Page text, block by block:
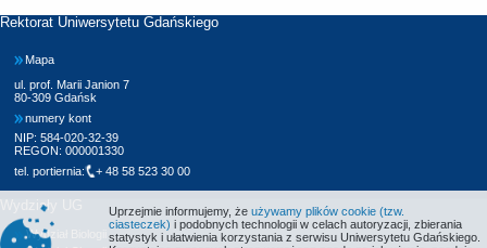
Rektorat Uniwersytetu Gdańskiego
Mapa
ul. prof. Marii Janion 7
80-309 Gdańsk
numery kont
NIP: 584-020-32-39
REGON: 000001330
tel. portiernia:
+ 48 58 523 30 00
Wydziały UG
Wydział Biologii
Uprzejmie informujemy, że używamy plików cookie (tzw.
ciasteczek) i podobnych technologii w celach autoryzacji, zbierania
statystyk i ułatwienia korzystania z serwisu Uniwersytetu Gdańskiego.